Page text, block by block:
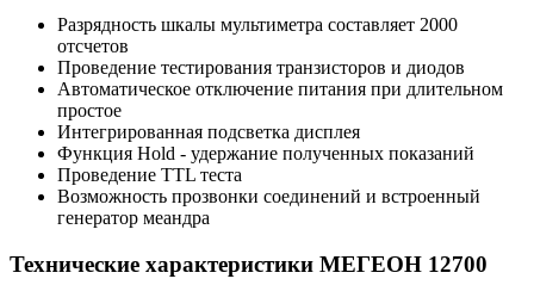
Разрядность шкалы мультиметра составляет 2000
отсчетов
Проведение тестирования транзисторов и диодов
Автоматическое отключение питания при длительном
простое
Интегрированная подсветка дисплея
Функция Hold - удержание полученных показаний
Проведение TTL теста
Возможность прозвонки соединений и встроенный
генератор меандра
Технические характеристики МЕГЕОН 12700